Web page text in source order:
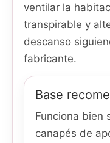
ventilar la
transpirable y
descanso
fabricante.
Base
Funciona bien
canapés de